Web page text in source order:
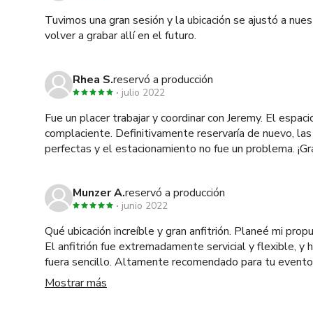
Tuvimos una gran sesión y la ubicación se ajustó a
volver a grabar allí en el futuro.
Rhea S.reservó a producción
julio 2022
Fue un placer trabajar y coordinar con Jeremy. El
complaciente. Definitivamente reservaría de nuevo,
perfectas y el estacionamiento no fue un problema.
Munzer A.reservó a producción
junio 2022
Qué ubicación increíble y gran anfitrión. Planeé mi
El anfitrión fue extremadamente servicial y flexible, y
fuera sencillo. Altamente recomendado para tu evento. El lugar es aún
hermoso que en las fotos.
Mostrar más